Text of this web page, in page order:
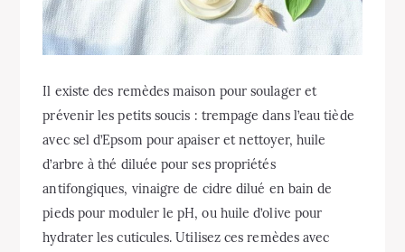
Il existe des remèdes maison pour soulager et
prévenir les petits soucis : trempage dans l’eau tiède
avec sel d’Epsom pour apaiser et nettoyer, huile
d’arbre à thé diluée pour ses propriétés
antifongiques, vinaigre de cidre dilué en bain de
pieds pour moduler le pH, ou huile d’olive pour
hydrater les cuticules. Utilisez ces remèdes avec